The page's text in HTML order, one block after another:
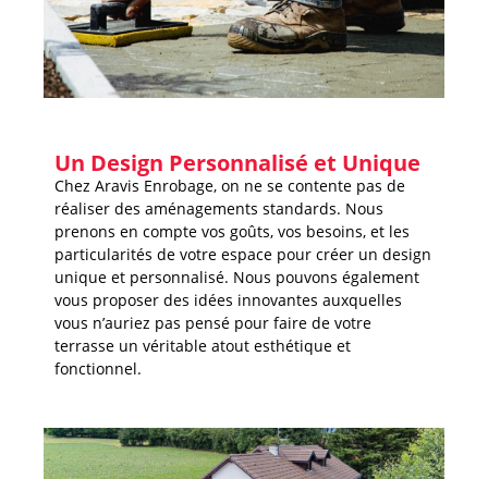
Un Design Personnalisé et Unique
Chez Aravis Enrobage, on ne se contente pas de
réaliser des aménagements standards. Nous
prenons en compte vos goûts, vos besoins, et les
particularités de votre espace pour créer un design
unique et personnalisé. Nous pouvons également
vous proposer des idées innovantes auxquelles
vous n’auriez pas pensé pour faire de votre
terrasse un véritable atout esthétique et
fonctionnel.